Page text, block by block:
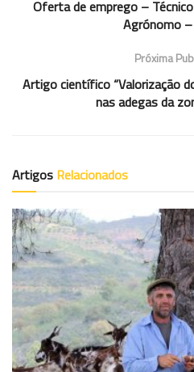
Oferta de emprego –
Agrónomo
Próxima
Artigo científico “Valorização
nas adegas da
Artigos Relacionados